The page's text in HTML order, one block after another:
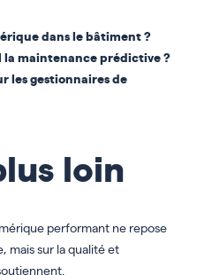
dans le bâtiment ?
maintenance prédictive ?
les gestionnaires de
loin
performant ne repose
mais sur la qualité et